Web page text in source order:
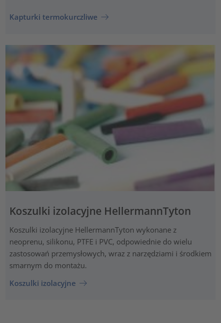
Kapturki termokurczliwe
Koszulki izolacyjne HellermannTyton
Koszulki izolacyjne HellermannTyton wykonane z
neoprenu, silikonu, PTFE i PVC, odpowiednie do wielu
zastosowań przemysłowych, wraz z narzędziami i środkiem
smarnym do montażu.
Koszulki izolacyjne